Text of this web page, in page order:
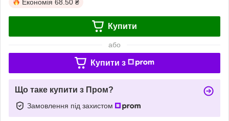
Економія 68.50 ₴
Купити
або
Купити з
Що таке купити з Пром?
Замовлення під захистом